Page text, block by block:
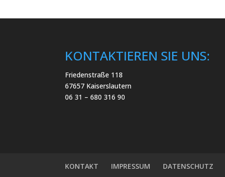
KONTAKTIEREN SIE UNS:
Friedenstraße 118
67657 Kaiserslautern
06 31 – 680 316 90
KONTAKT IMPRESSUM DATENSCHUTZ